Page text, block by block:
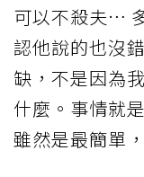
可以不殺夫…
認他說的也沒
缺，不是因為
什麼。事情就
雖然是最簡單